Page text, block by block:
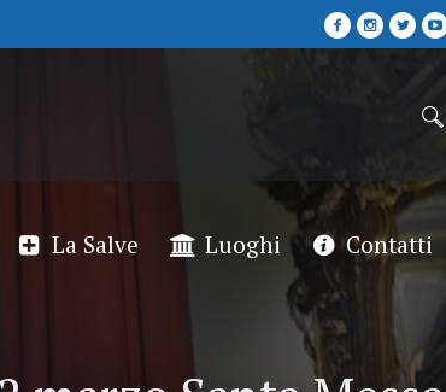
La Salve Luoghi Contatti